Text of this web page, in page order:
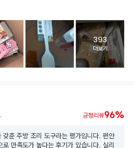
고객 리뷰
393
더보기
긍정리뷰96%
갖춘 주방 조리 도구라는 평가입니다. 편안
만족도가 높다는 후기가 있습니다. 실리